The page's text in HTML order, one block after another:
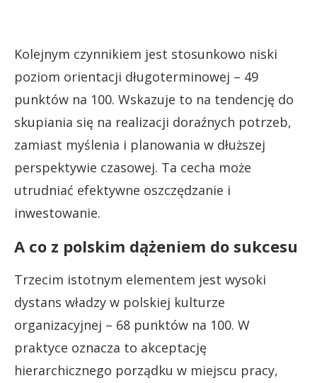
Kolejnym czynnikiem jest stosunkowo niski
poziom orientacji długoterminowej – 49
punktów na 100. Wskazuje to na tendencję do
skupiania się na realizacji doraźnych potrzeb,
zamiast myślenia i planowania w dłuższej
perspektywie czasowej. Ta cecha może
utrudniać efektywne oszczędzanie i
inwestowanie.
A co z polskim dążeniem do sukcesu
Trzecim istotnym elementem jest wysoki
dystans władzy w polskiej kulturze
organizacyjnej – 68 punktów na 100. W
praktyce oznacza to akceptację
hierarchicznego porządku w miejscu pracy,